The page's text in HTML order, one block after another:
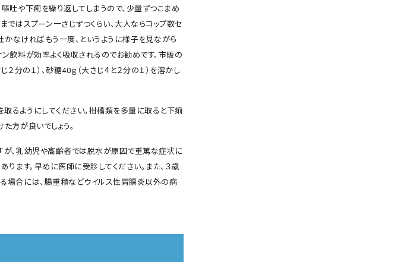
吐や下痢を繰り返してしまうので、少量ずつこまめ
ではスプーン一さじずつくらい、大人ならコップ数セ
かなければもう一度、というように様子を見ながら
飲料が効率よく吸収されるのでお勧めです。市販の
分の１）、砂糖40ｇ（大さじ４と２分の１）を溶かし
るようにしてください。柑橘類を多量に取ると下痢
方が良いでしょう。
が、乳幼児や高齢者では脱水が原因で重篤な症状に
ります。早めに医師に受診してください。また、３歳
場合には、腸重積などウイルス性胃腸炎以外の病